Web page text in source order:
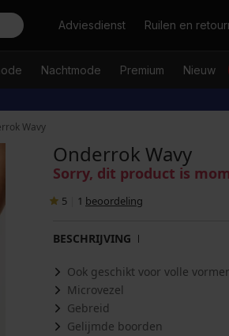
ZoekenAdviesdienst Ruilen en
Nachtmode Premium Nieuw
Wavy
Onderrok Wavy
Sorry, dit product is
5 1 beoordeling
BESCHRIJVING
Ook geschikt voor volle
Microvezel
Gebreid
Gelijmde boorden